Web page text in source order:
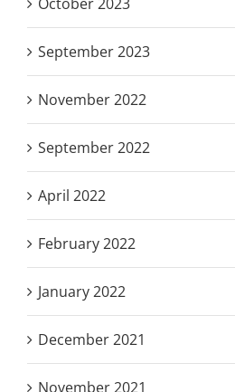
September 2023
November 2022
September 2022
April 2022
February 2022
January 2022
December 2021
November 2021